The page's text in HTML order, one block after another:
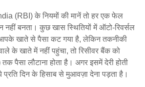
(RBI) के नियमों की मानें तो हर एक फेल
बनता। कुछ खास स्थितियों में ऑटो-रिवर्सल
खाते से पैसा कट गया है, लेकिन तकनीकी
के खाते में नहीं पहुंचा, तो रिसीवर बैंक को
पैसा लौटाना होता है। अगर इसमें देरी होती
दिन के हिसाब से मुआवज़ा देना पड़ता है।